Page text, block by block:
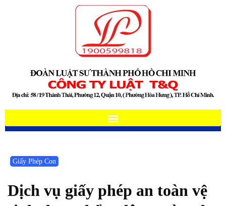
Giấy Phép Con
Dịch vụ giấy phép an toàn vệ